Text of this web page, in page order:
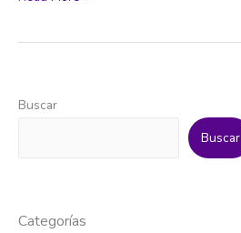
poscovid
Buscar
Buscar
Categorías